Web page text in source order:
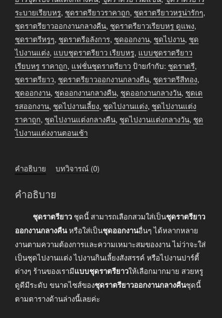
ออกงาน
กลาง
คืน
ระบาย
ยาว
ชิ้น
ระบายเรียบหรู, ชุดราตรียาวราคาถูก, ชุดราตรียาวหรูน่ารักๆ,
ชุดราตรียาวออกงานกลางคืน, ชุดราตรียาวเรียบหรู ดูแพง,
ชุดราตรีหรูๆ, ชุดราตรีอลังการ, ชุดออกงาน, ชุดไปงาน, ชุด
ไปงานแต่ง, แบบชุดราตรียาว เรียบหรู, แบบชุดราตรียาว
เรียบหรู ราคาถูก, แฟชั่นชุดราตรียาวป้ายกำกับ: ชุดราตรี,
ชุดราตรียาว, ชุดราตรียาวออกงานกลางคืน, ชุดราตรีสีทอง,
ชุดออกงาน, ชุดออกงานกลางคืน, ชุดออกงานกลางวัน, ชุดเด
รสออกงาน, ชุดไปงานเลี้ยง, ชุดไปงานแต่ง, ชุดไปงานแต่ง
ราคาถูก, ชุดไปงานแต่งกลางคืน, ชุดไปงานแต่งกลางวัน, ชุด
ไปงานแต่งงานตอนเช้า
คำอธิบาย บทวิจารณ์ (0)
คำอธิบาย
ชุดราตรียาว ชุดนี้ สามารถเลือกสวมใส่เป็นชุดราตรียาว
ออกงานกลางคืนหรือใส่เป็นชุดออกงานอื่นๆ ได้หลากหลาย
งานตามความต้องการและความเหมาะสมของงาน ไม่ว่าจะใส่
เป็นชุดไปงานแต่ง ไปงานกินเลี้ยงสังสรรค์ หรือไปงานปาร์ตี้
ต่างๆ ร้านของเรามีแบบชุดราตรียาวให้เลือกมากมาย สวยหรู
ดูดีมีระดับ ขนาดไซส์ของชุดราตรียาวออกงานกลางคืนชุดนี้
ตามตารางด้านล่างนี้เลยค่ะ